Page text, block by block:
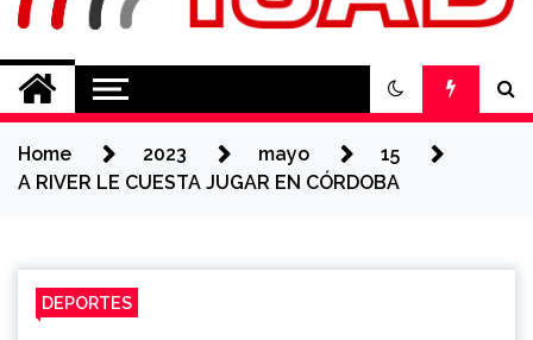
Noticias ISAD
REALIZADO POR NUESTROS
Home 2023 mayo
15
A RIVER LE CUESTA JUGAR EN CÓRDOBA
DEPORTES